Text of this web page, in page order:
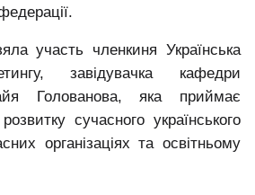
участь членкиня Українська
завідувачка кафедри
Голованова, яка приймає
сучасного українського
організаціях та освітньому